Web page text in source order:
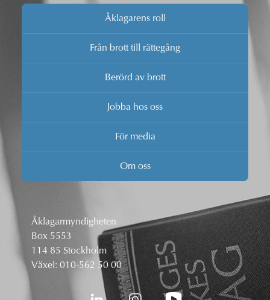
Åklagarens roll
Från brott till rättegång
Berörd av brott
Jobba hos oss
För media
Om oss
Åklagarmyndigheten
Box 5553
114 85 Stockholm
Växel: 010-562 50 00